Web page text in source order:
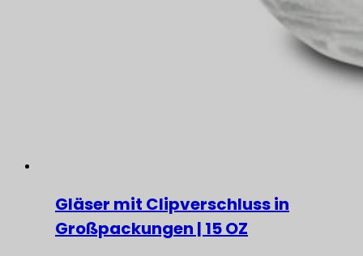
Gläser mit Clipverschluss in
Großpackungen | 15 OZ